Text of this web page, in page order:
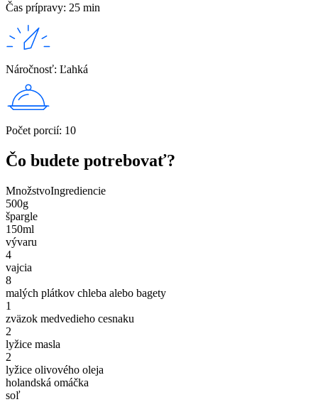
Čas prípravy: 25 min
Náročnosť: Ľahká
Počet porcií: 10
Čo budete potrebovať?
MnožstvoIngrediencie
500g
špargle
150ml
vývaru
4
vajcia
8
malých plátkov chleba alebo bagety
1
zväzok medvedieho cesnaku
2
lyžice masla
2
lyžice olivového oleja
holandská omáčka
soľ